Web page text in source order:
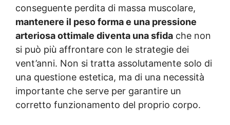
conseguente perdita di massa muscolare,
mantenere il peso forma e una pressione
arteriosa ottimale diventa una sfida che non
si può più affrontare con le strategie dei
vent’anni. Non si tratta assolutamente solo di
una questione estetica, ma di una necessità
importante che serve per garantire un
corretto funzionamento del proprio corpo.